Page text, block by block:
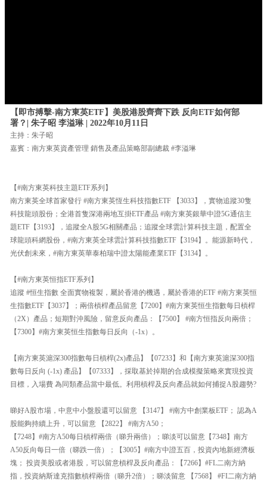
【即市搏擊-南方東英ETF】美股港股齊齊下跌 反向ETF如何部
署？| 朱子昭 李溢琳 | 2022年10月11日
主持：朱子昭
嘉賓：南方東英資產管理 銷售及產品策略部副總裁 #李溢琳
【#南方東英科技主題ETF系列】
南方東英全球首家發行 #南方東英恆生科技指數ETF 【3033】，實物追蹤30隻
科技龍頭股份；全港首隻深港兩地互掛ETF產品 #南方東英銀華中證5G通信主
題ETF【3193】，追蹤全A股5G相關產品；追蹤全球雲計算科技主題，配置全
球龍頭科網股份，#南方東英全球雲計算科技指數ETF【3194】。能源新時代，
光伏創未來，#南方東英華泰柏瑞中證太陽能產業ETF【3134】。
【#南方東英恒指ETF系列】
追蹤 #恒生指數 全面實物複製，屬於香港的機遇，屬於香港的ETF #南方東英恒
生指數ETF【3037】；兩倍槓桿產品留意【7200】#南方東英恒生指數每日槓桿
（2X）產品；短期對沖風險，留意反向產品：【7500】 #南方恒指反向兩倍；
【7300】#南方東英恒生指數每日反向（-1x）。
【南方東英滬深300指數每日槓桿(2x)產品】【07233】和【南方東英滬深300指
數每日反向 (-1x) 產品】【07333】，採取基於掉期的合成模擬策略來實現投資
目標，入場費 為同類產品當中最低。利用槓桿及反向產品就如何捕捉A股趨勢?
睇好A股市場，中意中小盤股還可以留意 【3147】 #南方中創業板ETF； 認為A
股能夠持續上升，可以留意 【2822】 #南方A50；
【7248】#南方A50每日槓桿兩倍（睇升兩倍）；睇淡可以留意【7348】南方
A50反向每日一倍（睇跌一倍）；【3005】#南方中證五百，投資內地新經濟板
塊； 投資美股或者港股，可以留意槓桿及反向產品：【7266】#FL二南方納
指，投資納斯達克指數槓桿兩倍（睇升2倍）；睇淡留意 【7568】 #FI二南方納